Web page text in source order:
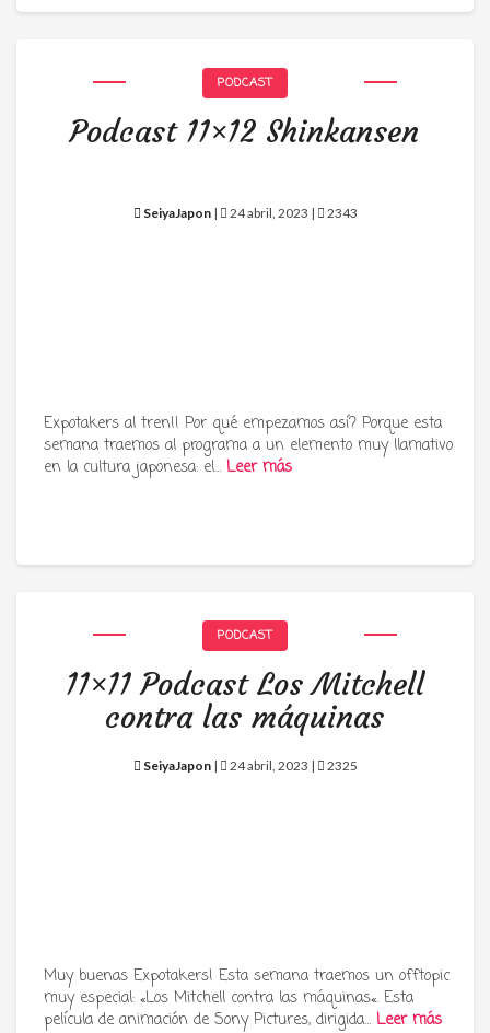
PODCAST
Podcast 11×12 Shinkansen
SeiyaJapon| 24 abril, 2023 | 2343
Expotakers al tren!! Por qué empezamos así? Porque esta
semana traemos al programa a un elemento muy llamativo
en la cultura japonesa: el… Leer más
PODCAST
11×11 Podcast Los Mitchell
contra las máquinas
SeiyaJapon| 24 abril, 2023 | 2325
Muy buenas Expotakers! Esta semana traemos un offtopic
muy especial: «Los Mitchell contra las máquinas«. Esta
película de animación de Sony Pictures, dirigida… Leer más